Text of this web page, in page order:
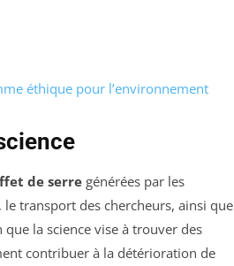
éthique pour l’environnement
de serre générées par les
transport des chercheurs, ainsi que
que la science vise à trouver des
contribuer à la détérioration de